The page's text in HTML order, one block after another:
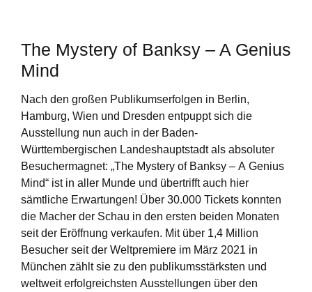
The Mystery of Banksy – A Genius
Mind
Nach den großen Publikumserfolgen in Berlin,
Hamburg, Wien und Dresden entpuppt sich die
Ausstellung nun auch in der Baden-
Württembergischen Landeshauptstadt als absoluter
Besuchermagnet: „The Mystery of Banksy – A Genius
Mind“ ist in aller Munde und übertrifft auch hier
sämtliche Erwartungen! Über 30.000 Tickets konnten
die Macher der Schau in den ersten beiden Monaten
seit der Eröffnung verkaufen. Mit über 1,4 Million
Besucher seit der Weltpremiere im März 2021 in
München zählt sie zu den publikumsstärksten und
weltweit erfolgreichsten Ausstellungen über den